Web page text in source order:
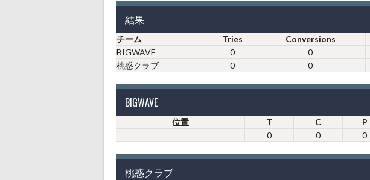
結果
チーム Tries Conversions
BIGWAVE
0 0
桃惑クラブ
0 0
BIGWAVE
位置 T C P
0
0 0
桃惑クラブ